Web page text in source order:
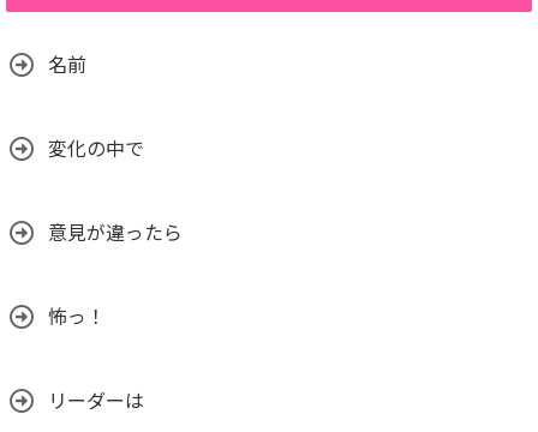
名前
変化の中で
意見が違ったら
怖っ！
リーダーは